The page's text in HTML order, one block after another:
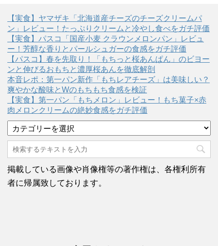
【実食】ヤマザキ「北海道産チーズのチーズクリームパ
ン」レビュー！たっぷりクリームと冷やし食べをガチ評価
【実食】パスコ「国産小麦 クラウンメロンパン」レビュ
ー！芳醇な香りとパールシュガーの食感をガチ評価
【パスコ】春を先取り！「もちっと桜あんぱん」のビヨー
ンと伸びるおもちと濃厚桜あんを徹底解剖
本音レポ：第一パン新作「もちレアチーズ」は美味しい？
爽やかな酸味とWのもちもち食感を検証
【実食】第一パン「もちメロン」レビュー！もち菓子×赤
肉メロンクリームの絶妙食感をガチ評価
テ
ゴ
リ
ー
掲載している画像や肖像権等の著作権は、各権利所有
者に帰属致しております。